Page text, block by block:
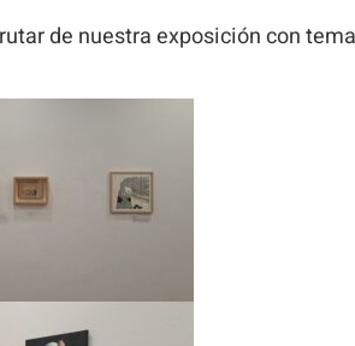
de nuestra exposición con